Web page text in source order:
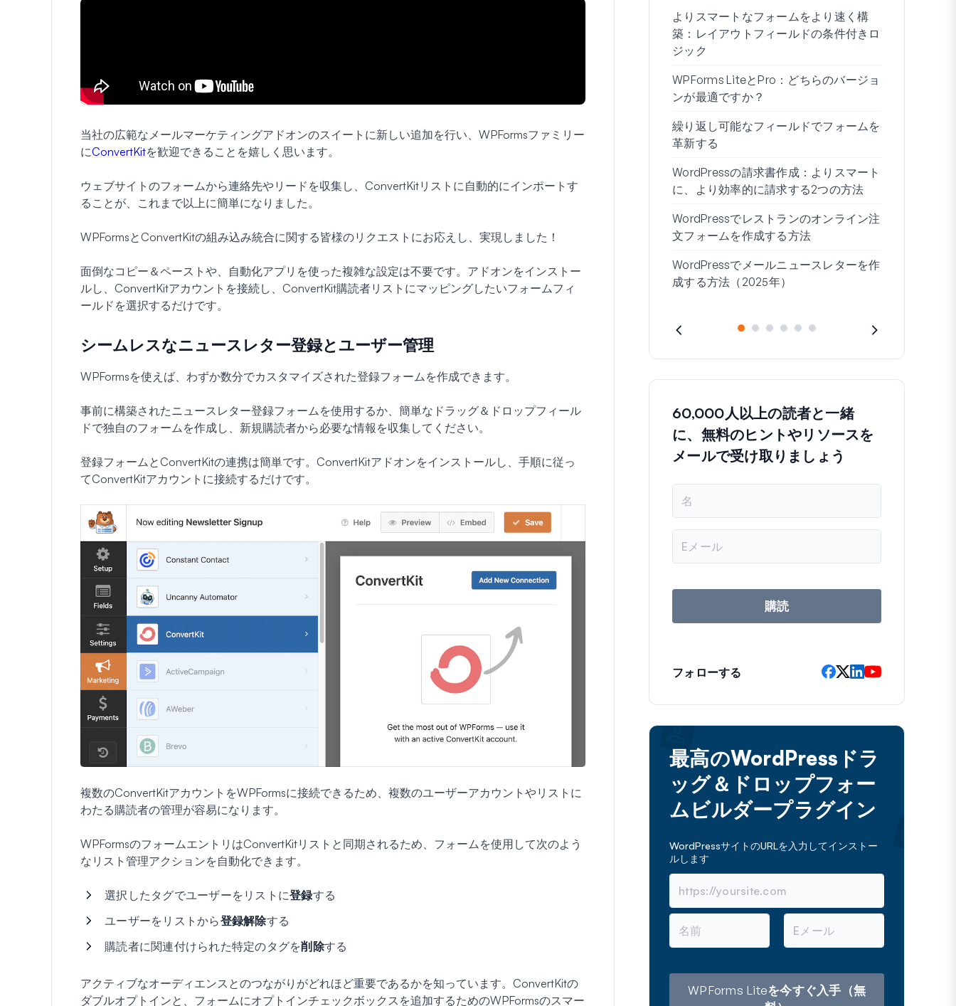
当社の広範なメールマーケティングアドオンのスイートに新しい追加を行い、WPFormsファミリー
にConvertKitを歓迎できることを嬉しく思います。
ウェブサイトのフォームから連絡先やリードを収集し、ConvertKitリストに自動的にインポートす
ることが、これまで以上に簡単になりました。
WPFormsとConvertKitの組み込み統合に関する皆様のリクエストにお応えし、実現しました！
面倒なコピー＆ペーストや、自動化アプリを使った複雑な設定は不要です。アドオンをインストー
ルし、ConvertKitアカウントを接続し、ConvertKit購読者リストにマッピングしたいフォームフィ
ールドを選択するだけです。
シームレスなニュースレター登録とユーザー管理
WPFormsを使えば、わずか数分でカスタマイズされた登録フォームを作成できます。
事前に構築されたニュースレター登録フォームを使用するか、簡単なドラッグ＆ドロップフィール
ドで独自のフォームを作成し、新規購読者から必要な情報を収集してください。
登録フォームとConvertKitの連携は簡単です。ConvertKitアドオンをインストールし、手順に従っ
てConvertKitアカウントに接続するだけです。
複数のConvertKitアカウントをWPFormsに接続できるため、複数のユーザーアカウントやリストに
わたる購読者の管理が容易になります。
WPFormsのフォームエントリはConvertKitリストと同期されるため、フォームを使用して次のよう
なリスト管理アクションを自動化できます。
選択したタグでユーザーをリストに登録する
ユーザーをリストから登録解除する
購読者に関連付けられた特定のタグを削除する
アクティブなオーディエンスとのつながりがどれほど重要であるかを知っています。ConvertKitの
ダブルオプトインと、フォームにオプトインチェックボックスを追加するためのWPFormsのスマー
よりスマートなフォームをより速く構
築：レイアウトフィールドの条件付きロ
ジック
WPForms LiteとPro：どちらのバージョ
ンが最適ですか？
繰り返し可能なフィールドでフォームを
革新する
WordPressの請求書作成：よりスマート
に、より効率的に請求する2つの方法
WordPressでレストランのオンライン注
文フォームを作成する方法
WordPressでメールニュースレターを作
成する方法（2025年）
60,000人以上の読者と一緒
に、無料のヒントやリソースを
メールで受け取りましょう
ル
ド
購読
フォローする
最高のWordPressドラ
ッグ＆ドロップフォー
ムビルダープラグイン
WordPressサイトのURLを入力してインストー
ルします
名
メ
ル
レ
ス
WPForms Liteを今すぐ入手（無